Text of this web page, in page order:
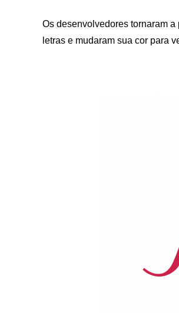
Os desenvolvedores tornaram
letras e mudaram sua cor para